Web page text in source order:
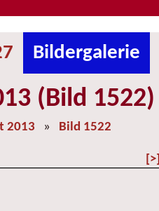
Bildergalerie
(Bild 1522)
2013 » Bild 1522
[>]